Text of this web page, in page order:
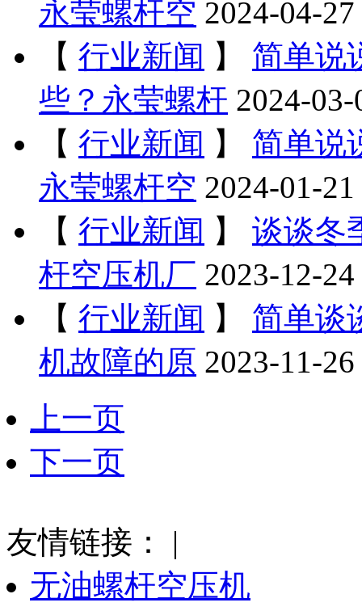
永莹螺杆空 2024-04-27
【 行业新闻 】 简单说
些？永莹螺杆 2024-03-
【 行业新闻 】 简单说
永莹螺杆空 2024-01-21
【 行业新闻 】 谈谈冬
杆空压机厂 2023-12-24
【 行业新闻 】 简单谈
机故障的原 2023-11-26
上一页
下一页
友情链接：
|
无油螺杆空压机